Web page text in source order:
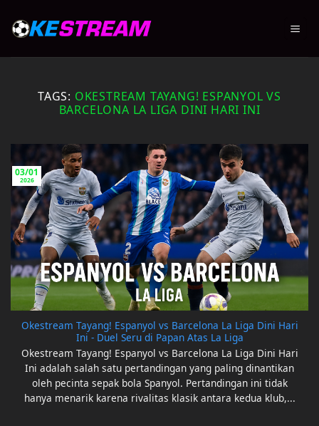
TAGS: OKESTREAM TAYANG! ESPANYOL VS
BARCELONA LA LIGA DINI HARI INI
Okestream Tayang! Espanyol vs Barcelona La Liga Dini Hari
Ini - Duel Seru di Papan Atas La Liga
Okestream Tayang! Espanyol vs Barcelona La Liga Dini Hari
Ini adalah salah satu pertandingan yang paling dinantikan
oleh pecinta sepak bola Spanyol. Pertandingan ini tidak
hanya menarik karena rivalitas klasik antara kedua klub,...
03/01
2026